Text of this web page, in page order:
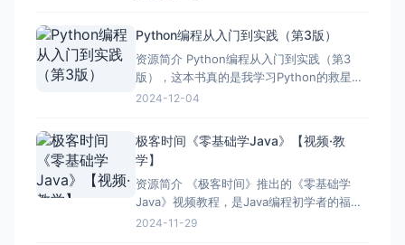
盖数据库的底层原理、KV存储引擎、SQL和
LSM树索引等数据库核心组件的实现。
Python编程从入门到实践（第3版）
资源简介 Python编程从入门到实践（第3
版），这本书真的是我学习Python的救星
啊！从我开始接触编程的时候，我就对
种实用的模块和库，让我能够轻松上手。 书
中不仅有丰富的理论知识，还有很多实际的
应用案
2024-12-04
极客时间《零基础学Java》【视频·教
学】
资源简介 《极客时间》推出的《零基础学
Java》视频教程，是Java编程初学者的福
音。该课程由资深Java工程师主讲，内容全
2024-11-29